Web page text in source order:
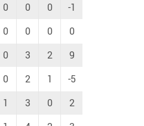
0 0 0
-1
0 0 0
0
0 3 2
9
0 2 1
-5
1 3 0
2